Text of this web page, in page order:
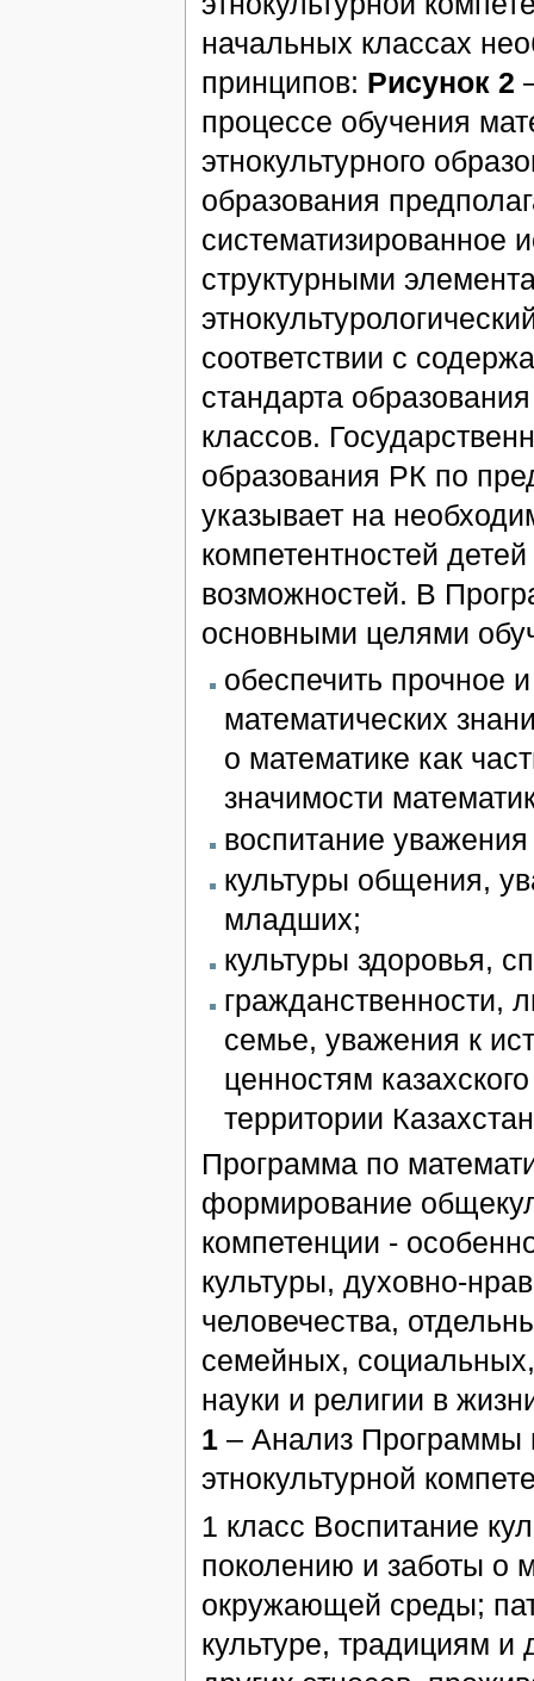
начальных классах
принципов: Рисунок 2
процессе обучения
этнокультурного
образования
систематизированное
структурными
соответствии с
стандарта
классов.
образования РК по
указывает на
компетентностей
возможностей. В
основными целями
обеспечить прочное
математических
о математике как
значимости
воспитание
культуры общения,
младших;
культуры здоровья,
гражданственности,
семье, уважения к
ценностям
территории
Программа по
формирование
компетенции -
культуры, духовно-
человечества,
семейных,
науки и религии в
1– Анализ Программы
этнокультурной
1 класс Воспитание
поколению и заботы о
окружающей среды;
культуре, традициям и